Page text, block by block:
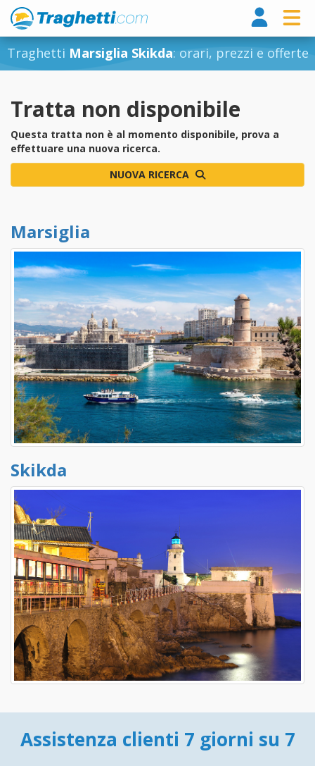
Traghetti Marsiglia Skikda: orari, prezzi e offerte
Tratta non disponibile
Questa tratta non è al momento disponibile, prova a
effettuare una nuova ricerca.
NUOVA RICERCA
Marsiglia
Skikda
Assistenza clienti 7 giorni su 7